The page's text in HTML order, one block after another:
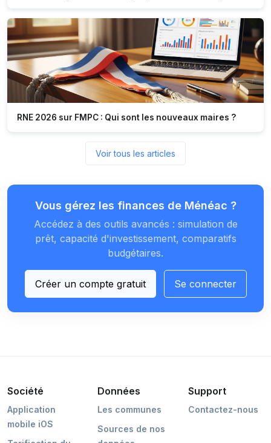
RNE 2026 sur FMPC : Qui sont les nouveaux maires ?
Voir tous les articles
Vous gérez les finances de Ménéac ?
Accédez à des outils avancés : simulation de
prêt, capacité d'investissement, comparatifs
budgétaires.
Créer un compte gratuit Se connecter
Société
Application
mobile iOS
Données
Les communes
Sources de nos
Support
Contactez-nous